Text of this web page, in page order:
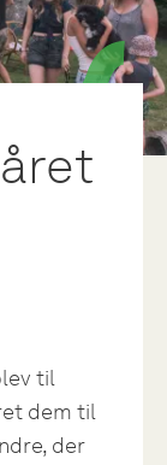
til
dem til
der